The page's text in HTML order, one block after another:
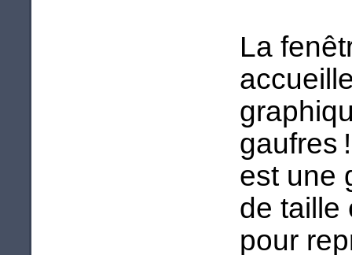
La
gaufres
est une
de taille
pour